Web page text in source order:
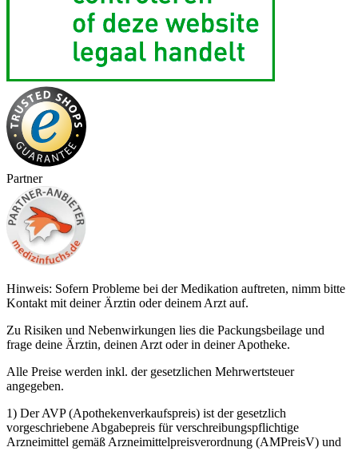
Partner
Hinweis: Sofern Probleme bei der Medikation auftreten, nimm bitte
Kontakt mit deiner Ärztin oder deinem Arzt auf.
Zu Risiken und Nebenwirkungen lies die Packungsbeilage und
frage deine Ärztin, deinen Arzt oder in deiner Apotheke.
Alle Preise werden inkl. der gesetzlichen Mehrwertsteuer
angegeben.
1) Der AVP (Apothekenverkaufspreis) ist der gesetzlich
vorgeschriebene Abgabepreis für verschreibungspflichtige
Arzneimittel gemäß Arzneimittelpreisverordnung (AMPreisV) und